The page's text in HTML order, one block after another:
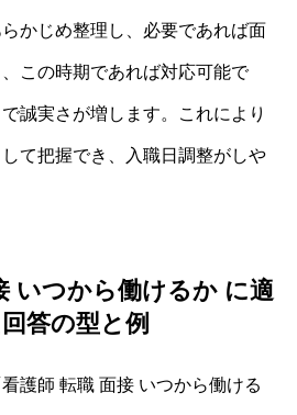
かじめ整理し、必要であれば面
この時期であれば対応可能で
誠実さが増します。これにより
て把握でき、入職日調整がしや
いつから働けるか に適
答の型と例
護師 転職 面接 いつから働ける